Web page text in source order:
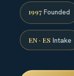
1997 Founded
EN · ES Intake